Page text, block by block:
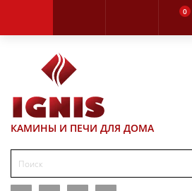
0
КАМИНЫ И ПЕЧИ ДЛЯ ДОМА